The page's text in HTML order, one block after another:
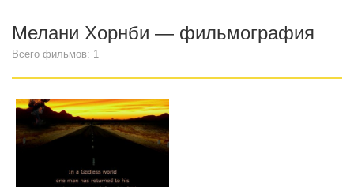
Мелани Хорнби — фильмография
Всего фильмов: 1